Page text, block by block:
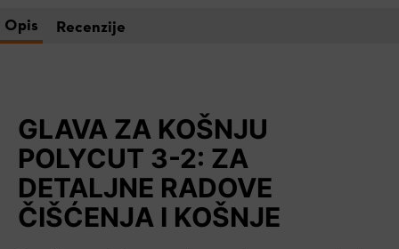
Opis Recenzije
GLAVA ZA KOŠNJU
POLYCUT 3-2: ZA
DETALJNE RADOVE
ČIŠĆENJA I KOŠNJE